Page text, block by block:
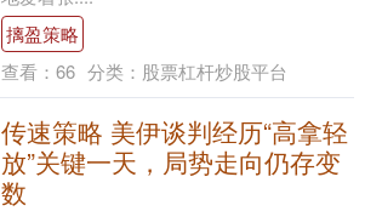
摛盈策略
查看： 66 分类： 股票杠杆炒股平台
传速策略 美伊谈判经历“高拿轻
放”关键一天，局势走向仍存变
数